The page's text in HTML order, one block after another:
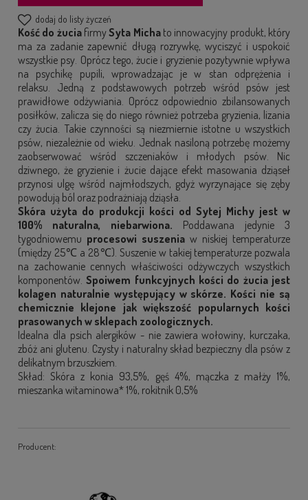
dodaj do listy życzeń
Kość do żuciafirmySyta Michato innowacyjny produkt, który
ma za zadanie zapewnić długą rozrywkę, wyciszyć i uspokoić
wszystkie psy. Oprócz tego, żucie i gryzienie pozytywnie wpływa
na psychikę pupili, wprowadzając je w stan odprężenia i
relaksu. Jedną z podstawowych potrzeb wśród psów jest
prawidłowe odżywiania. Oprócz odpowiednio zbilansowanych
posiłków, zalicza się do niego również potrzeba gryzienia, lizania
czy żucia. Takie czynności są niezmiernie istotne u wszystkich
psów, niezależnie od wieku. Jednak nasiloną potrzebę możemy
zaobserwować wśród szczeniaków i młodych psów. Nic
dziwnego, że gryzienie i żucie dające efekt masowania dziąseł
przynosi ulgę wśród najmłodszych, gdyż wyrzynające się zęby
powodują ból oraz podrażniają dziąsła.
Skóra użyta do produkcji kości od Sytej Michy jest w
100% naturalna, niebarwiona. Poddawana jedynie 3
tygodniowemu procesowi suszenia w niskiej temperaturze
(między 25℃ a 28℃). Suszenie w takiej temperaturze pozwala
na zachowanie cennych właściwości odżywczych wszystkich
komponentów.Spoiwem funkcyjnych kości do żucia jest
kolagen naturalnie występujący w skórze. Kości nie są
chemicznie klejone jak większość popularnych kości
prasowanych w sklepach zoologicznych.
Idealna dla psich alergików - nie zawiera wołowiny, kurczaka,
zbóż ani glutenu. Czysty i naturalny skład bezpieczny dla psów z
delikatnym brzuszkiem.
Skład: Skóra z konia 93,5%, gęś 4%, mączka z małży 1%,
mieszanka witaminowa* 1%, rokitnik 0,5%
Producent: